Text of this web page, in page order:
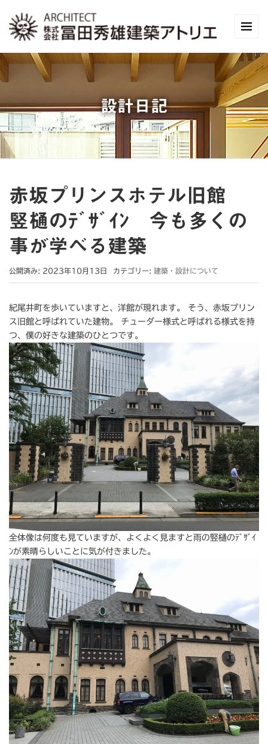
設計日記
赤坂プリンスホテル旧館
竪樋のﾃﾞｻﾞｲﾝ 今も多くの
事が学べる建築
公開済み: 2023年10月13日 カテゴリー: 建築・設計について
紀尾井町を歩いていますと、洋館が現れます。 そう、赤坂プリン
ス旧館と呼ばれていた建物。 チューダー様式と呼ばれる様式を持
つ、僕の好きな建築のひとつです。
全体像は何度も見ていますが、よくよく見ますと雨の竪樋のﾃﾞｻﾞｲ
ﾝが素晴らしいことに気が付きました。